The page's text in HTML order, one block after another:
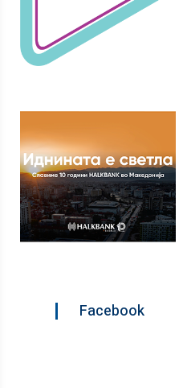
Facebook